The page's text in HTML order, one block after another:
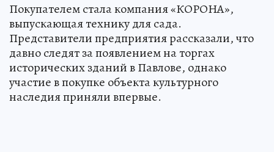
Покупателем стала компания «КОРОНА»,
выпускающая технику для сада.
Представители предприятия рассказали, что
давно следят за появлением на торгах
исторических зданий в Павлове, однако
участие в покупке объекта культурного
наследия приняли впервые.